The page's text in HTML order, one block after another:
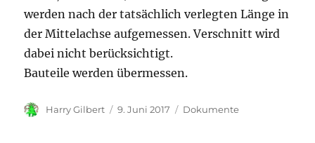
werden nach der tatsächlich verlegten Länge in
der Mittelachse aufgemessen. Verschnitt wird
dabei nicht berücksichtigt.
Bauteile werden übermessen.
Autor
Harry Gilbert
Veröffentlicht
9. Juni 2017 Kategorien
Dokumente